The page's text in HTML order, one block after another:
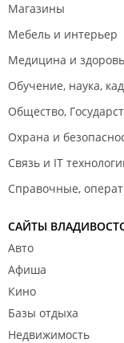
Магазины
Мебель и интерьер
Медицина и
Обучение, наука,
Общество,
Охрана и
Связь и IT
Справочные,
САЙТЫ
Авто
Афиша
Кино
Базы отдыха
Недвижимость